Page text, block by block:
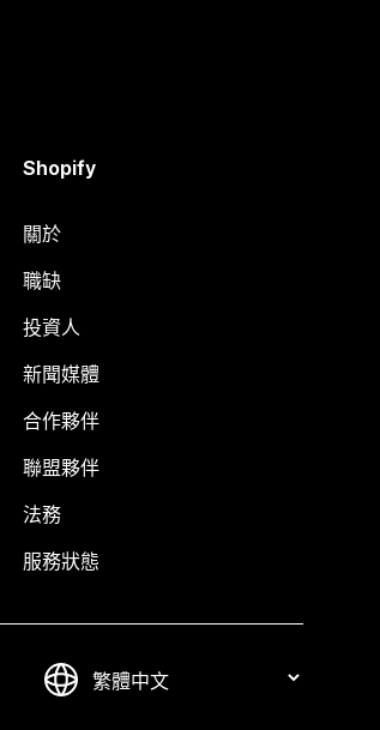
Shopify
關於
職缺
投資人
新聞媒體
合作夥伴
聯盟夥伴
法務
服務狀態